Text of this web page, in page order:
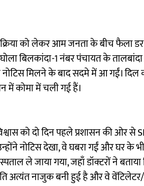
को लेकर आम जनता के बीच फैला
बिलकांदा-1 नंबर पंचायत के
नोटिस मिलने के बाद सदमे में आ गईं। दिल
में कोमा में चली गई हैं।
को दो दिन पहले प्रशासन की ओर
नोटिस देखा, वे घबरा गईं और घर के
ले जाया गया, जहाँ डॉक्टरों ने बताया
अत्यंत नाजुक बनी हुई है और वे